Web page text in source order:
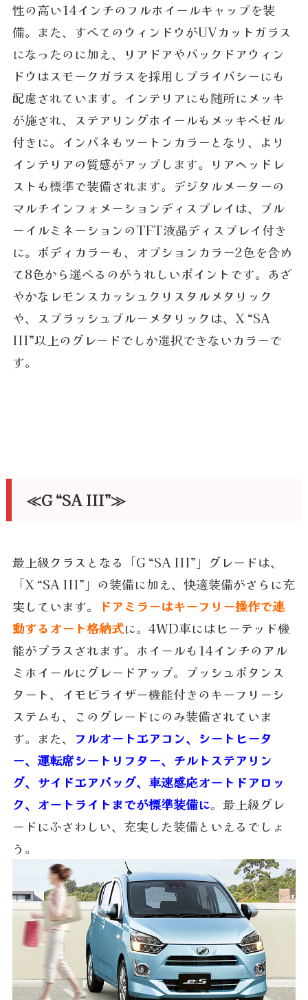
性の高い14インチのフルホイールキャップを装
備。また、すべてのウィンドウがUVカットガラス
になったのに加え、リアドアやバックドアウィン
ドウはスモークガラスを採用しプライバシーにも
配慮されています。インテリアにも随所にメッキ
が施され、ステアリングホイールもメッキベゼル
付きに。インパネもツートンカラーとなり、より
インテリアの質感がアップします。リアヘッドレ
ストも標準で装備されます。デジタルメーターの
マルチインフォメーションディスプレイは、ブル
ーイルミネーションのTFT液晶ディスプレイ付き
に。ボディカラーも、オプションカラー2色を含め
て8色から選べるのがうれしいポイントです。あざ
やかなレモンスカッシュクリスタルメタリック
や、スプラッシュブルーメタリックは、X “SA
III”以上のグレードでしか選択できないカラーで
す。
≪G “SA III”≫
最上級クラスとなる「G “SA III”」グレードは、
「X “SA III”」の装備に加え、快適装備がさらに充
実しています。
ドアミラーはキーフリー操作で連
動するオート格納式に。4WD車にはヒーテッド機
能がプラスされます。ホイールも14インチのアル
ミホイールにグレードアップ。プッシュボタンス
タート、イモビライザー機能付きのキーフリーシ
ステムも、このグレードにのみ装備されていま
す。また、
フルオートエアコン、シートヒータ
ー、運転席シートリフター、チルトステアリン
グ、サイドエアバッグ、車速感応オートドアロッ
ク、オートライトまでが標準装備に。最上級グレ
ードにふさわしい、充実した装備といえるでしょ
う。